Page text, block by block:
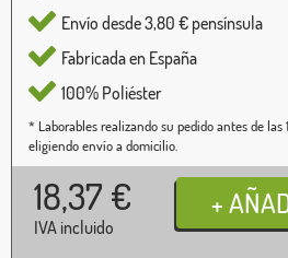
Envío desde 3,80 € pensínsula
Fabricada en España
100% Poliéster
* Laborables realizando su pedido antes de
eligiendo envío a domicilio.
18,37 €
IVA incluido